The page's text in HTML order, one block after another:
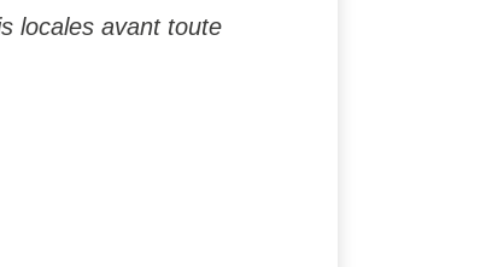
locales avant toute